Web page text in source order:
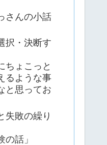
さんの小話
択・決断す
ちょこっと
るような事
と思ってお
失敗の繰り
話」